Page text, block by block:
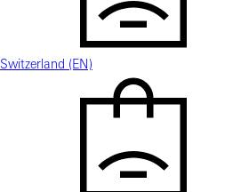
Switzerland (EN)